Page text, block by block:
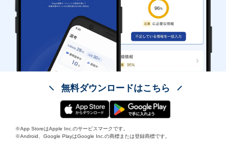
無料ダウンロードはこちら
※App StoreはApple Inc.のサービスマークです。
※Android、Google PlayはGoogle Inc.の商標または登録商標です。